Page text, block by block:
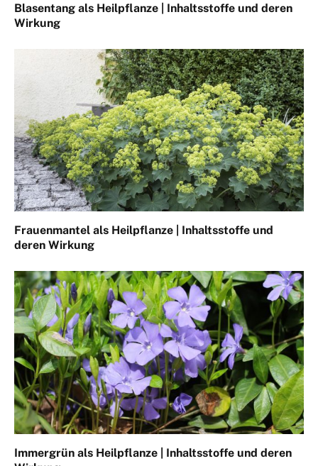
Blasentang als Heilpflanze | Inhaltsstoffe und deren
Wirkung
Frauenmantel als Heilpflanze | Inhaltsstoffe und
deren Wirkung
Immergrün als Heilpflanze | Inhaltsstoffe und deren